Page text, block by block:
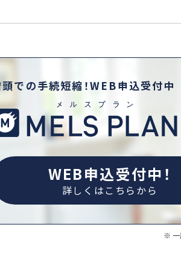
での手続短縮！WEB申込受付中
WEB申込受付中！
詳しくはこちらから